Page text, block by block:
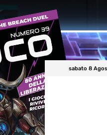
sabato 8